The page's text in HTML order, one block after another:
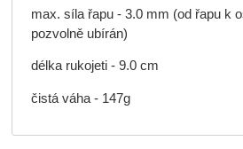
max. síla řapu - 3.0 mm (od řapu k
pozvolně ubírán)
délka rukojeti - 9.0 cm
čistá váha - 147g